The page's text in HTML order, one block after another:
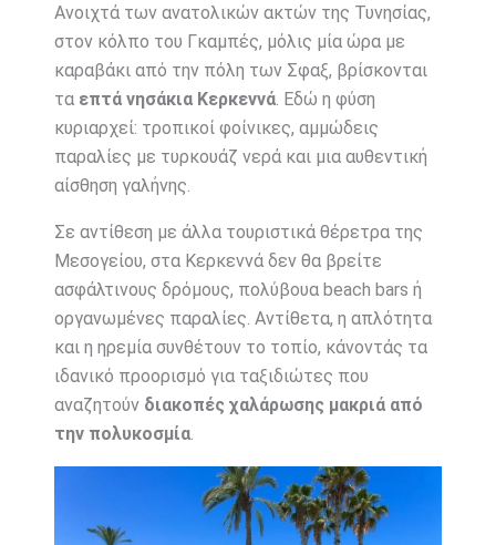
Ανοιχτά των ανατολικών ακτών της Τυνησίας,
στον κόλπο του Γκαμπές, μόλις μία ώρα με
καραβάκι από την πόλη των Σφαξ, βρίσκονται
τα επτά νησάκια Κερκεννά. Εδώ η φύση
κυριαρχεί: τροπικοί φοίνικες, αμμώδεις
παραλίες με τυρκουάζ νερά και μια αυθεντική
αίσθηση γαλήνης.
Σε αντίθεση με άλλα τουριστικά θέρετρα της
Μεσογείου, στα Κερκεννά δεν θα βρείτε
ασφάλτινους δρόμους, πολύβουα beach bars ή
οργανωμένες παραλίες. Αντίθετα, η απλότητα
και η ηρεμία συνθέτουν το τοπίο, κάνοντάς τα
ιδανικό προορισμό για ταξιδιώτες που
αναζητούν διακοπές χαλάρωσης μακριά από
την πολυκοσμία.